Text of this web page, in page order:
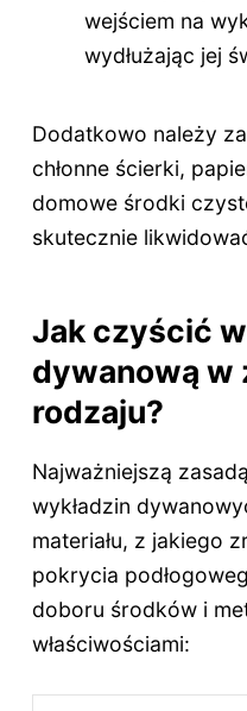
wejściem na
wydłużając jej
Dodatkowo należy
chłonne ścierki,
domowe środki
skutecznie
Jak czyścić
dywanową w
rodzaju?
Najważniejszą
wykładzin
materiału, z jakiego
pokrycia
doboru środków i
właściwościami: